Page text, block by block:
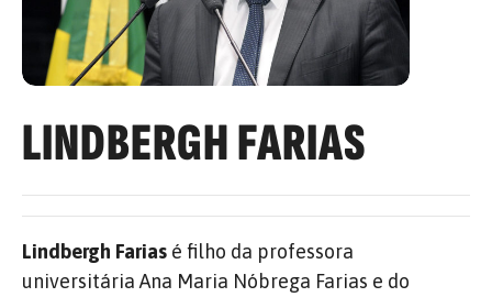
LINDBERGH FARIAS
Lindbergh Farias é filho da professora
universitária Ana Maria Nóbrega Farias e do